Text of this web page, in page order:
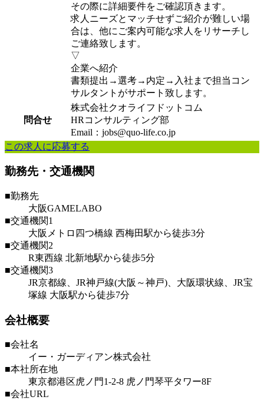
その際に詳細要件をご確認頂きます。
求人ニーズとマッチせずご紹介が難しい場
合は、他にご案内可能な求人をリサーチし
ご連絡致します。
▽
企業へ紹介
書類提出→選考→内定→入社まで担当コン
サルタントがサポート致します。
問合せ
株式会社クオライフドットコム
HRコンサルティング部
Email：jobs@quo-life.co.jp
この求人に応募する
勤務先・交通機関
■勤務先
大阪GAMELABO
■交通機関1
大阪メトロ四つ橋線 西梅田駅から徒歩3分
■交通機関2
R東西線 北新地駅から徒歩5分
■交通機関3
JR京都線、JR神戸線(大阪～神戸)、大阪環状線、JR宝
塚線 大阪駅から徒歩7分
会社概要
■会社名
イー・ガーディアン株式会社
■本社所在地
東京都港区虎ノ門1-2-8 虎ノ門琴平タワー8F
■会社URL